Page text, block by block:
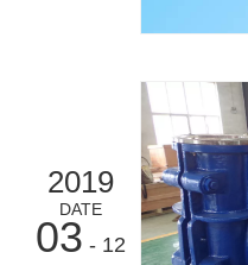
2019
DATE
03 - 12